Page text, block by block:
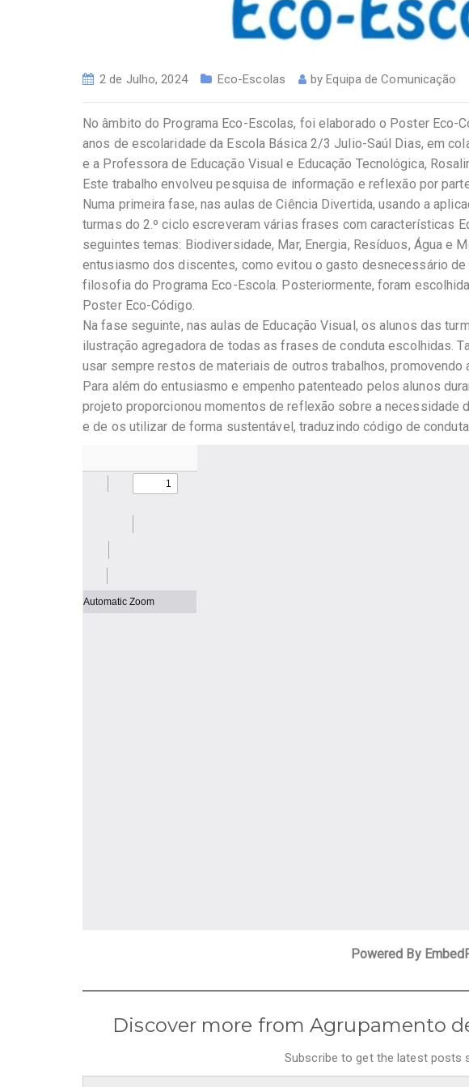
2 de Julho, 2024 Eco-Escolas byEquipa de Comunicação
No âmbito do Programa Eco-Escolas, foi elaborado o Poster Eco-
anos de escolaridade da Escola Básica 2/3 Julio-Saúl Dias, em
e a Professora de Educação Visual e Educação Tecnológica,
Este trabalho envolveu pesquisa de informação e reflexão por
Numa primeira fase, nas aulas de Ciência Divertida, usando a
turmas do 2.º ciclo escreveram várias frases com características
seguintes temas: Biodiversidade, Mar, Energia, Resíduos, Água e
entusiasmo dos discentes, como evitou o gasto desnecessário de
filosofia do Programa Eco-Escola. Posteriormente, foram
Poster Eco-Código.
Na fase seguinte, nas aulas de Educação Visual, os alunos das
ilustração agregadora de todas as frases de conduta escolhidas.
usar sempre restos de materiais de outros trabalhos,
Para além do entusiasmo e empenho patenteado pelos alunos
projeto proporcionou momentos de reflexão sobre a necessidade
e de os utilizar de forma sustentável, traduzindo código de
Powered By
Discover more from Agrupamento
Subscribe to get the latest posts
Type your email…